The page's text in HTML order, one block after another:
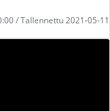
/ Tallennettu 2021-05-11